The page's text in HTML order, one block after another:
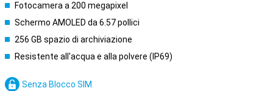
Fotocamera a 200 megapixel
Schermo AMOLED da 6.57 pollici
256 GB spazio di archiviazione
Resistente all'acqua e alla polvere (IP69)
Senza Blocco SIM